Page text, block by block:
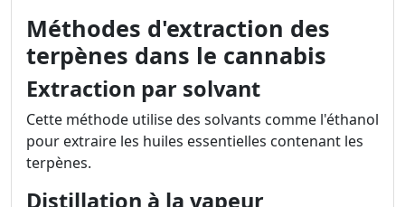
Méthodes d'extraction des
terpènes dans le cannabis
Extraction par solvant
Cette méthode utilise des solvants comme l'éthanol
pour extraire les huiles essentielles contenant les
terpènes.
Distillation à la vapeur